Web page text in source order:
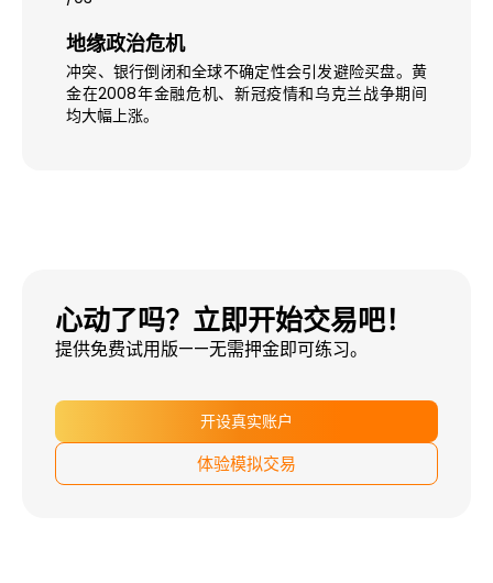
地缘政治危机
冲突、银行倒闭和全球不确定性会引发避险买盘。黄
金在2008年金融危机、新冠疫情和乌克兰战争期间
均大幅上涨。
心动了吗？立即开始交易吧！
提供免费试用版——无需押金即可练习。
开设真实账户
体验模拟交易